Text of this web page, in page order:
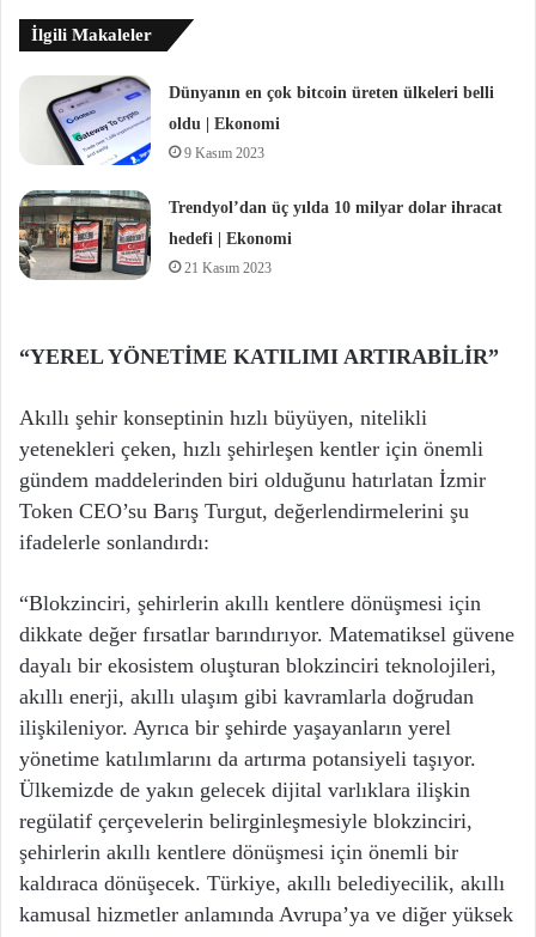
İlgili Makaleler
Dünyanın en çok bitcoin üreten ülkeleri belli
oldu | Ekonomi
9 Kasım 2023
Trendyol’dan üç yılda 10 milyar dolar ihracat
hedefi | Ekonomi
21 Kasım 2023
“YEREL YÖNETİME KATILIMI ARTIRABİLİR”
Akıllı şehir konseptinin hızlı büyüyen, nitelikli
yetenekleri çeken, hızlı şehirleşen kentler için önemli
gündem maddelerinden biri olduğunu hatırlatan İzmir
Token CEO’su Barış Turgut, değerlendirmelerini şu
ifadelerle sonlandırdı:
“Blokzinciri, şehirlerin akıllı kentlere dönüşmesi için
dikkate değer fırsatlar barındırıyor. Matematiksel güvene
dayalı bir ekosistem oluşturan blokzinciri teknolojileri,
akıllı enerji, akıllı ulaşım gibi kavramlarla doğrudan
ilişkileniyor. Ayrıca bir şehirde yaşayanların yerel
yönetime katılımlarını da artırma potansiyeli taşıyor.
Ülkemizde de yakın gelecek dijital varlıklara ilişkin
regülatif çerçevelerin belirginleşmesiyle blokzinciri,
şehirlerin akıllı kentlere dönüşmesi için önemli bir
kaldıraca dönüşecek. Türkiye, akıllı belediyecilik, akıllı
kamusal hizmetler anlamında Avrupa’ya ve diğer yüksek